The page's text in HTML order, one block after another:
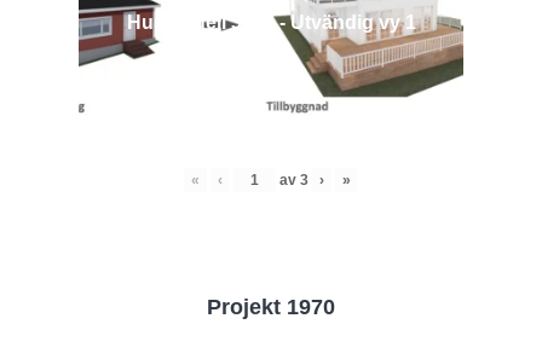
Husmodell 3104 - Utvändig vy 1
« ‹ av 3 › »
Projekt 1970